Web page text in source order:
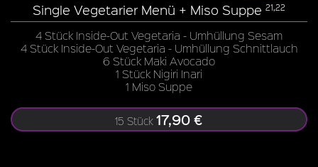
Single Vegetarier Menü + Miso Suppe 21,22
4 Stück Inside-Out Vegetaria - Umhüllung Sesam
4 Stück Inside-Out Vegetaria - Umhüllung Schnittlauch
6 Stück Maki Avocado
1 Stück Nigiri Inari
1 Miso Suppe
15 Stück 17,90 €